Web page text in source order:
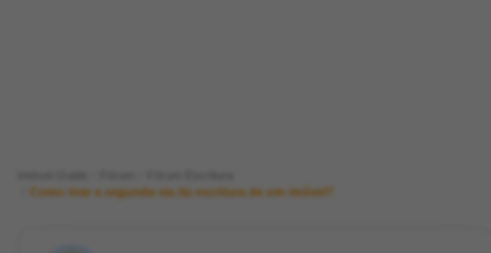
Como tirar a segunda via da escritura de um imóvel?